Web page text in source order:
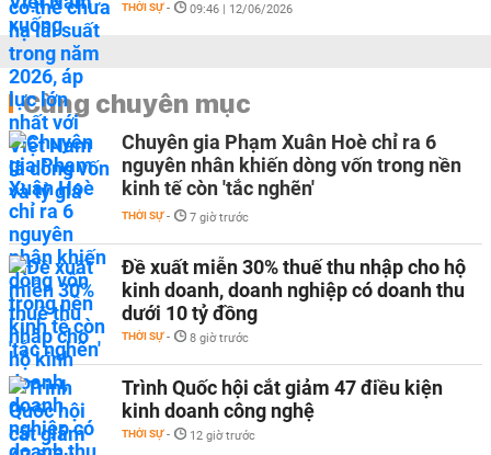
THỜI SỰ - 09:46 | 12/06/2026
Cùng chuyên mục
Chuyên gia Phạm Xuân Hoè chỉ ra 6
nguyên nhân khiến dòng vốn trong nền
kinh tế còn 'tắc nghẽn'
THỜI SỰ - 7 giờ trước
Đề xuất miễn 30% thuế thu nhập cho hộ
kinh doanh, doanh nghiệp có doanh thu
dưới 10 tỷ đồng
THỜI SỰ - 8 giờ trước
Trình Quốc hội cắt giảm 47 điều kiện
kinh doanh công nghệ
THỜI SỰ - 12 giờ trước